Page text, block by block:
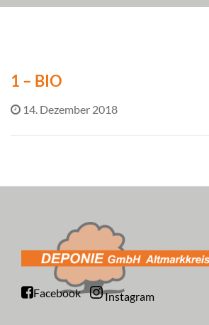
1 – BIO
14. Dezember 2018
Facebook Instagram